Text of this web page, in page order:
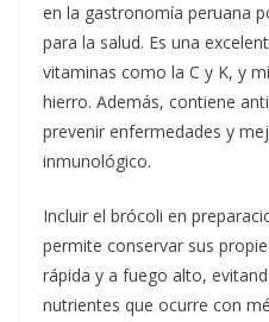
en la gastronomía peruana
para la salud. Es una
vitaminas como la C y K, y
hierro. Además, contiene
prevenir enfermedades y
inmunológico.
Incluir el brócoli en
permite conservar sus
rápida y a fuego alto,
nutrientes que ocurre con